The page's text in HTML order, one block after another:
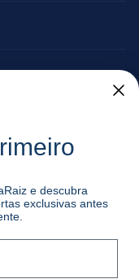
08:30–12:30 | 14:00–19:30
Encerrado
e descubra
exclusivas antes